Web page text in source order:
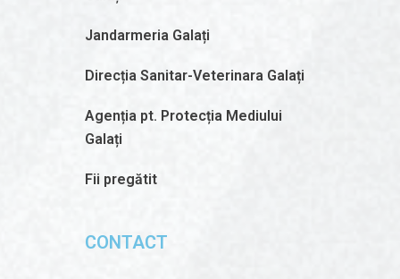
Jandarmeria Galați
Direcția Sanitar-Veterinara Galați
Agenția pt. Protecția Mediului
Galați
Fii pregătit
CONTACT